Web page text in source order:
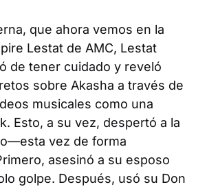
que ahora vemos en la
Lestat de AMC, Lestat
de tener cuidado y reveló
sobre Akasha a través de
musicales como una
Esto, a su vez, despertó a la
vez de forma
asesinó a su esposo
golpe. Después, usó su Don